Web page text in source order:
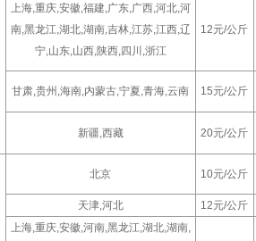
上海,重庆,安徽,福建,广东,广西,河北,河
南,黑龙江,湖北,湖南,吉林,江苏,江西,辽
宁,山东,山西,陕西,四川,浙江
12元/公斤
甘肃,贵州,海南,内蒙古,宁夏,青海,云南 15元/公斤
新疆,西藏 20元/公斤
北京 10元/公斤
天津,河北
12元/公斤
上海,重庆,安徽,河南,黑龙江,湖北,湖南,